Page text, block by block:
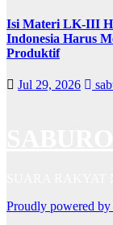
Isi Materi LK-III
Indonesia Harus
Produktif
Jul 29, 2026
Proudly powered by